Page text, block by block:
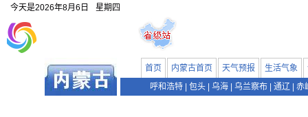
今天是2026年8月6日 星期四
首页 内蒙古首页 天气预报 生活气象
呼和浩特
包头 乌海 乌兰察布 通辽 赤